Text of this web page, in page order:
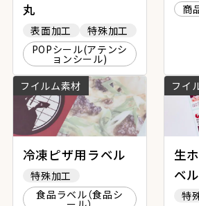
丸
表面加工
特殊加工
POPシール(アテンシ
ョンシール)
商
フイルム素材
冷凍ピザ用ラベル
特殊加工
食品ラベル（食品シ
フイ
生
ベル
特